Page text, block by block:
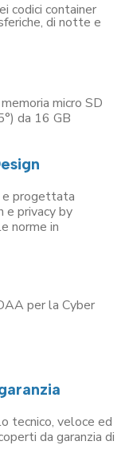
codici container
di notte e
micro SD
da 16 GB
progettata
e privacy by
norme in
per la Cyber
tecnico, veloce ed
da garanzia di